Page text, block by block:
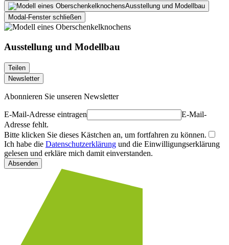
Ausstellung und Modellbau
Modal-Fenster schließen
Ausstellung und Modellbau
Teilen
Newsletter
Abonnieren Sie unseren Newsletter
E-Mail-Adresse eintragen
E-Mail-
Adresse fehlt.
Bitte klicken Sie dieses Kästchen an, um fortfahren zu können.
Ich habe die Datenschutzerklärung und die Einwilligungserklärung
gelesen und erkläre mich damit einverstanden.
Absenden